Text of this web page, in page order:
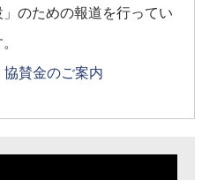
のための報道を行ってい
協賛金のご案内